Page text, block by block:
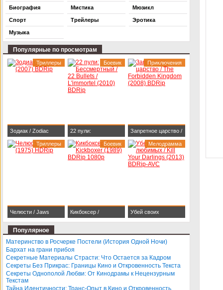
Биография
Спорт
Музыка
Мистика
Трейлеры
Мюзикл
Эротика
Популярные по просмотрам
Зодиак / Zodiac
(2007) BDRip
Триллеры
22 пули:
Бессмертный / 22
Bullets / L'immortel
Боевик
Запретное царство /
The Forbidden
Kingdom (2008)
Приключения
Челюсти / Jaws
(1975) HDRip
Триллеры
Кикбоксер /
Боевик
Убей своих
Darlings (2013)
Мелодрамма
Популярное
Материнство в Росчерке Постели (История Одной Ночи)
Бархат на грани прибоя
Секретные Материалы Страсти: Что Остается за Кадром
Секреты Без Прикрас: Границы Кино и Откровенность Текста
Секреты Однополой Любви: От Кинодрамы к Нецензурным
Текстам
Тайна Идентичности: Транс-Опыт в Кино и Откровенность